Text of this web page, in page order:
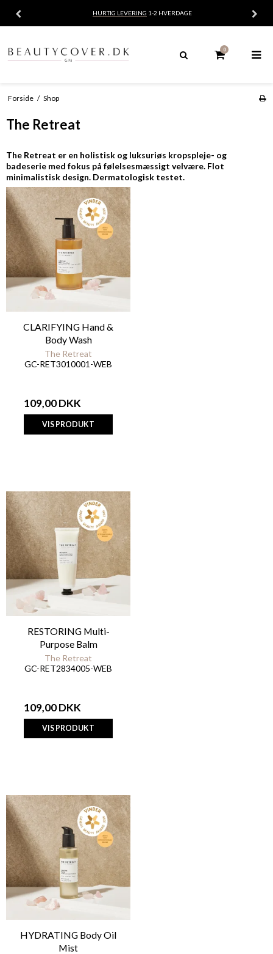
HURTIG LEVERING 1-2 HVERDAGE
0
Forside / Shop
The Retreat
The Retreat er en holistisk og luksuriøs kropspleje- og
badeserie med fokus på følelsesmæssigt velvære. Flot
minimalistisk design. Dermatologisk testet.
CLARIFYING Hand &
Body Wash
The Retreat
GC-RET3010001-WEB
109,00 DKK
VIS PRODUKT
RESTORING Multi-
Purpose Balm
The Retreat
GC-RET2834005-WEB
109,00 DKK
VIS PRODUKT
HYDRATING Body Oil
Mist